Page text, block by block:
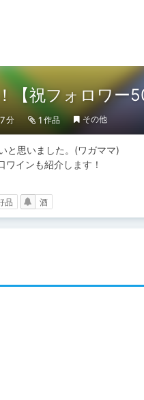
【祝フォロワー
7分 1 作品 その他
と思いました。(ワガママ)
インも紹介します！
品 酒